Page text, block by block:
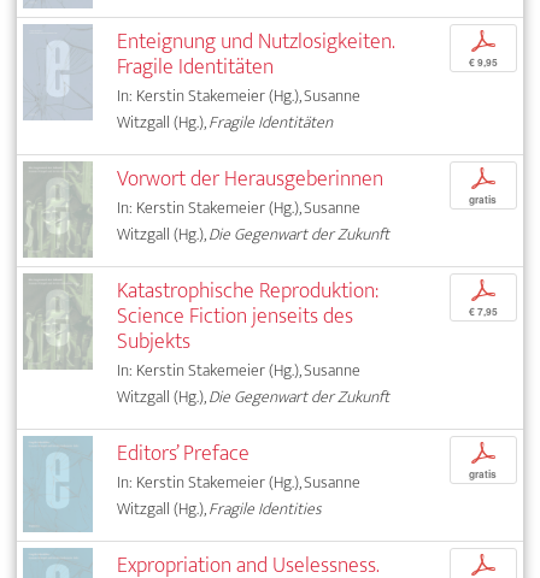
Enteignung und Nutzlosigkeiten.
Fragile Identitäten
In: Kerstin Stakemeier (Hg.), Susanne
Witzgall (Hg.),Fragile Identitäten
p
€ 9,95
Vorwort der Herausgeberinnen
In: Kerstin Stakemeier (Hg.), Susanne
Witzgall (Hg.),Die Gegenwart der Zukunft
p
gratis
Katastrophische Reproduktion:
Science Fiction jenseits des
Subjekts
In: Kerstin Stakemeier (Hg.), Susanne
Witzgall (Hg.),Die Gegenwart der Zukunft
p
€ 7,95
Editors’ Preface
In: Kerstin Stakemeier (Hg.), Susanne
Witzgall (Hg.),Fragile Identities
p
gratis
Expropriation and Uselessness. p